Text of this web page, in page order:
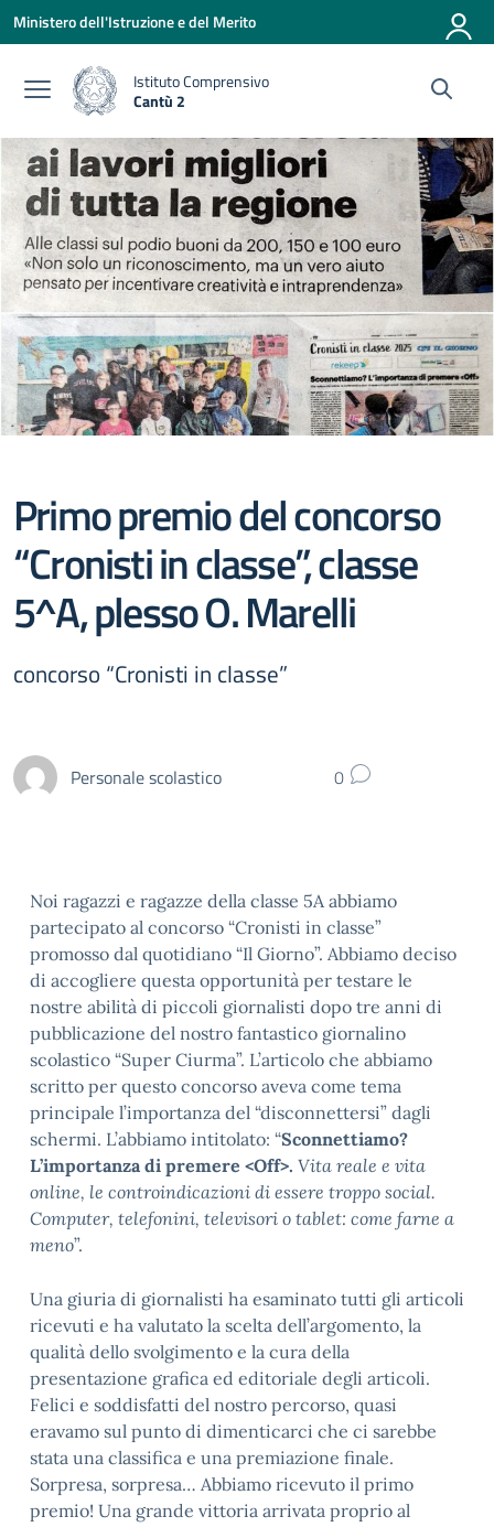
Vai ai contenuti
Vai al menu di navigazione
Vai al footer
Ministero dell'Istruzione e del Merito
Istituto Comprensivo
Cantù 2
Primo premio del concorso
“Cronisti in classe”, classe
5^A, plesso O. Marelli
concorso “Cronisti in classe”
Personale scolastico 0
Noi ragazzi e ragazze della classe 5A abbiamo
partecipato al concorso “Cronisti in classe”
promosso dal quotidiano “Il Giorno”. Abbiamo deciso
di accogliere questa opportunità per testare le
nostre abilità di piccoli giornalisti dopo tre anni di
pubblicazione del nostro fantastico giornalino
scolastico “Super Ciurma”. L’articolo che abbiamo
scritto per questo concorso aveva come tema
principale l’importanza del “disconnettersi” dagli
schermi. L’abbiamo intitolato: “Sconnettiamo?
L’importanza di premere <Off>. Vita reale e vita
online, le controindicazioni di essere troppo social.
Computer, telefonini, televisori o tablet: come farne a
meno”.
Una giuria di giornalisti ha esaminato tutti gli articoli
ricevuti e ha valutato la scelta dell’argomento, la
qualità dello svolgimento e la cura della
presentazione grafica ed editoriale degli articoli.
Felici e soddisfatti del nostro percorso, quasi
eravamo sul punto di dimenticarci che ci sarebbe
stata una classifica e una premiazione finale.
Sorpresa, sorpresa… Abbiamo ricevuto il primo
premio! Una grande vittoria arrivata proprio al